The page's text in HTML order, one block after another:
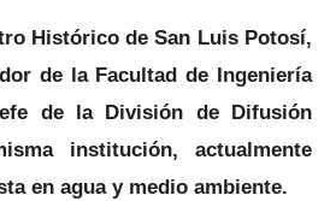
Histórico de San Luis Potosí,
de la Facultad de Ingeniería
de la División de Difusión
institución, actualmente
en agua y medio ambiente.